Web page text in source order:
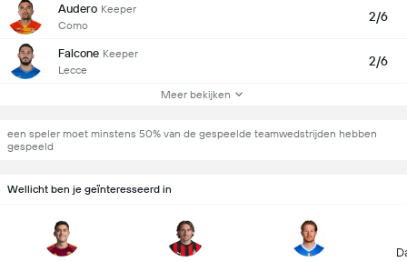
Audero Keeper
Como
2/6
Falcone Keeper
Lecce
2/6
Meer bekijken
een speler moet minstens 50% van de gespeelde teamwedstrijden hebben
gespeeld
Wellicht ben je geïnteresseerd in